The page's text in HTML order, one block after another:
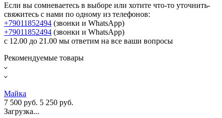
Если вы сомневаетесь в выборе или хотите что-то уточнить-
свяжитесь с нами по одному из телефонов:
+79011852494 (звонки и WhatsApp)
+79011852494 (звонки и WhatsApp)
с 12.00 до 21.00 мы ответим на все ваши вопросы
Рекомендуемые товары
Майка
7 500 руб. 5 250 руб.
Загрузка...